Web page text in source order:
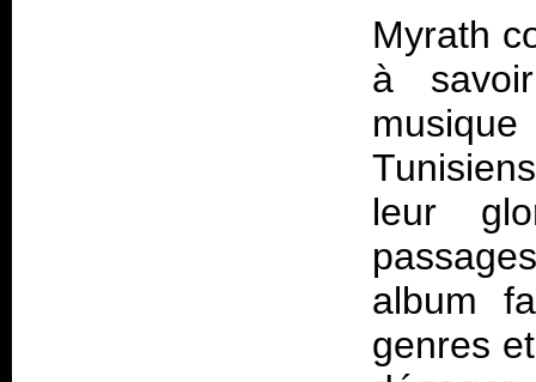
Myrath
à
leur
album
genres